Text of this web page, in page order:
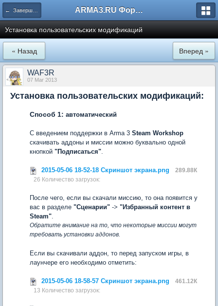
← Завершённые ARMA3.RU Форум
Установка пользовательских модификаций
« Назад Вперед »
WAF3R
07 Mar 2013
Установка пользовательских модификаций:
Способ 1: автоматический
С введением поддержки в Arma 3 Steam Workshop
скачивать аддоны и миссии можно буквально одной
кнопкой "Подписаться".
2015-05-06 18-52-18 Скриншот экрана.png
289.88К
26 Количество загрузок:
После чего, если вы скачали миссию, то она появится у
вас в разделе "Сценарии" -> "Избранный контент в
Steam".
Обратите внимание на то, что некоторые миссии могут
требовать установки аддонов.
Если вы скачивали аддон, то перед запуском игры, в
лаунчере его необходимо отметить:
2015-05-06 18-58-57 Скриншот экрана.png
461.12К
13 Количество загрузок: